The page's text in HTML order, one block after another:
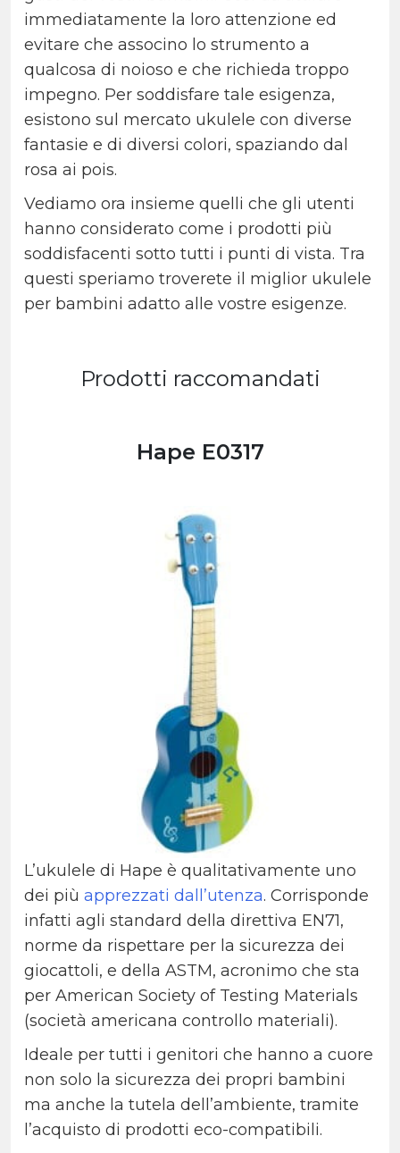
immediatamente la loro attenzione ed
evitare che associno lo strumento a
qualcosa di noioso e che richieda troppo
impegno. Per soddisfare tale esigenza,
esistono sul mercato ukulele con diverse
fantasie e di diversi colori, spaziando dal
rosa ai pois.
Vediamo ora insieme quelli che gli utenti
hanno considerato come i prodotti più
soddisfacenti sotto tutti i punti di vista. Tra
questi speriamo troverete il miglior ukulele
per bambini adatto alle vostre esigenze.
Prodotti raccomandati
Hape E0317
L’ukulele di Hape è qualitativamente uno
dei più apprezzati dall’utenza. Corrisponde
infatti agli standard della direttiva EN71,
norme da rispettare per la sicurezza dei
giocattoli, e della ASTM, acronimo che sta
per American Society of Testing Materials
(società americana controllo materiali).
Ideale per tutti i genitori che hanno a cuore
non solo la sicurezza dei propri bambini
ma anche la tutela dell’ambiente, tramite
l’acquisto di prodotti eco-compatibili.